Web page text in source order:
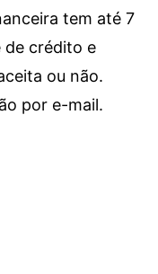
tem até 7
de crédito e
ou não.
por e-mail.